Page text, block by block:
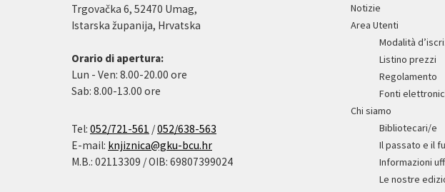
Trgovačka 6, 52470 Umag,
Istarska županija, Hrvatska
Orario di apertura:
Lun - Ven: 8.00-20.00 ore
Sab: 8.00-13.00 ore
Tel: 052/721-561 /052/638-563
E-mail: knjiznica@gku-bcu.hr
M.B.: 02113309 / OIB: 69807399024
Notizie
Area Utenti
Modalità
Listino prezzi
Regolamento
Fonti
Chi siamo
Bibliotecari/e
Il passato e il
Informazioni
Le nostre